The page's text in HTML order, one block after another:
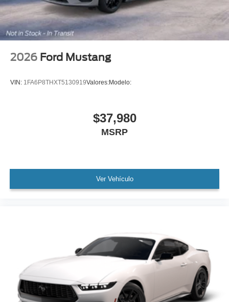
2026 Ford Mustang
VIN: 1FA6P8THXT5130919Valores:Modelo:
$37,980
MSRP
Ver Vehículo